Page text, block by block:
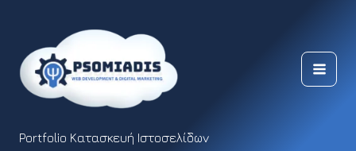
περιεχόμενο
Portfolio Κατασκευή Ιστοσελίδων